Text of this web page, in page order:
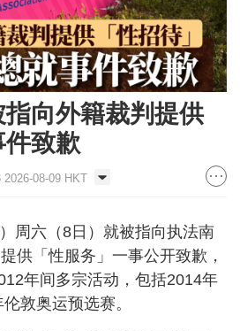
向外籍裁判提供
件致歉
08-09 HKT
周六（8日）就被指向执法南
供「性服务」一事公开致歉，
年间多宗活动，包括2014年
敦奥运预选赛。